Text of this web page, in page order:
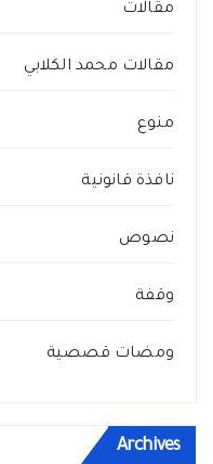
مقالات
مقالات محمد الكلابي
منوع
نافذة قانونية
نصوص
وقفة
ومضات قصصية
Archives